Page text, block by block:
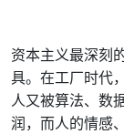
资本主义最深刻
具。在工厂时代
人又被算法、数
润，而人的情感